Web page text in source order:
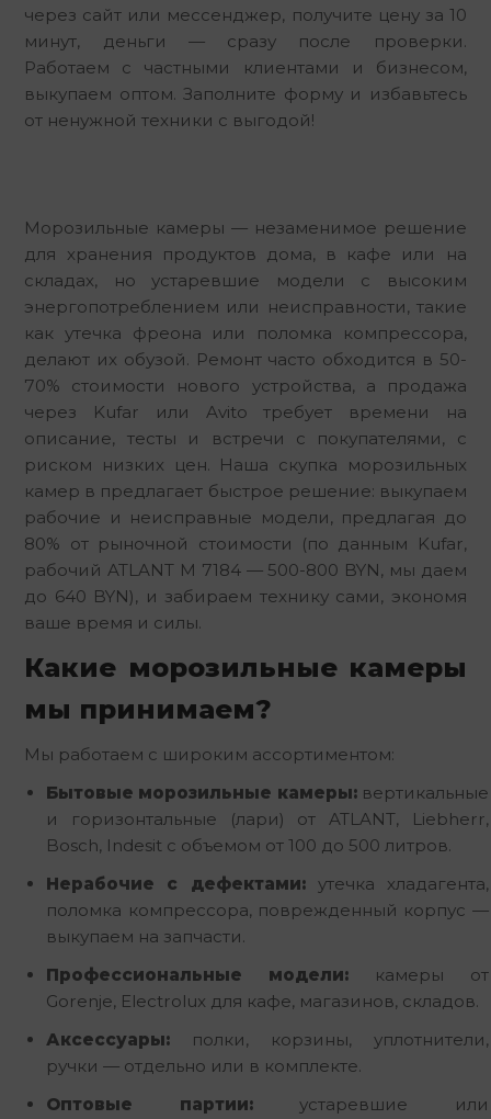
через сайт или мессенджер, получите цену за 10
минут, деньги — сразу после проверки.
Работаем с частными клиентами и бизнесом,
выкупаем оптом. Заполните форму и избавьтесь
от ненужной техники с выгодой!
Морозильные камеры — незаменимое решение
для хранения продуктов дома, в кафе или на
складах, но устаревшие модели с высоким
энергопотреблением или неисправности, такие
как утечка фреона или поломка компрессора,
делают их обузой. Ремонт часто обходится в 50-
70% стоимости нового устройства, а продажа
через Kufar или Avito требует времени на
описание, тесты и встречи с покупателями, с
риском низких цен. Наша скупка морозильных
камер в предлагает быстрое решение: выкупаем
рабочие и неисправные модели, предлагая до
80% от рыночной стоимости (по данным Kufar,
рабочий ATLANT M 7184 — 500-800 BYN, мы даем
до 640 BYN), и забираем технику сами, экономя
ваше время и силы.
Какие морозильные камеры
мы принимаем?
Мы работаем с широким ассортиментом:
Бытовые морозильные камеры:вертикальные
и горизонтальные (лари) от ATLANT, Liebherr,
Bosch, Indesit с объемом от 100 до 500 литров.
Нерабочие с дефектами:утечка хладагента,
поломка компрессора, поврежденный корпус —
выкупаем на запчасти.
Профессиональные модели: камеры от
Gorenje, Electrolux для кафе, магазинов, складов.
Аксессуары: полки, корзины, уплотнители,
ручки — отдельно или в комплекте.
Оптовые партии:устаревшие или